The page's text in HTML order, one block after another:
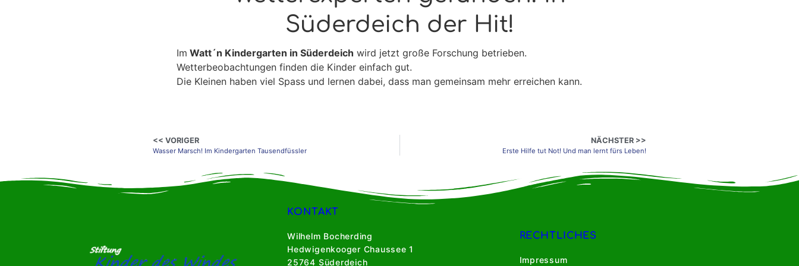
Süderdeich der Hit!
Im Watt´n Kindergarten in Süderdeich wird jetzt große Forschung betrieben.
Wetterbeobachtungen finden die Kinder einfach gut.
Die Kleinen haben viel Spass und lernen dabei, dass man gemeinsam mehr erreichen kann.
<< VORIGER
Wasser Marsch! Im Kindergarten Tausendfüssler
NÄCHSTER >>
Erste Hilfe tut Not! Und man lernt fürs Leben!
KONTAKT
Wilhelm Bocherding
Hedwigenkooger Chaussee 1
25764 Süderdeich
RECHTLICHES
Impressum